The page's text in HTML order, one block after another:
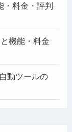
・料金・評判
機能・料金
動ツールの